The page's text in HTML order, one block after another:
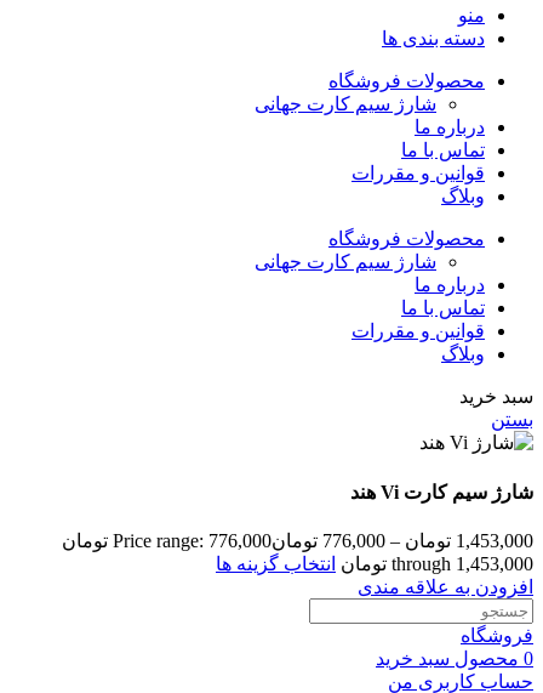
منو
دسته بندی ها
محصولات فروشگاه
شارژ سیم کارت جهانی
درباره ما
تماس با ما
قوانین و مقررات
وبلاگ
محصولات فروشگاه
شارژ سیم کارت جهانی
درباره ما
تماس با ما
قوانین و مقررات
وبلاگ
سبد خرید
بستن
شارژ سیم کارت Vi هند
1,453,000 تومان –
776,000 تومان
Price range: 776,000 تومان
through 1,453,000 تومان
انتخاب گزینه ها
افزودن به علاقه مندی
فروشگاه
0 محصول سبد خرید
حساب کاربری من